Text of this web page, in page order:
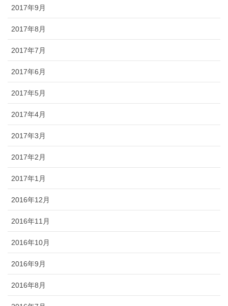
2017年9月
2017年8月
2017年7月
2017年6月
2017年5月
2017年4月
2017年3月
2017年2月
2017年1月
2016年12月
2016年11月
2016年10月
2016年9月
2016年8月